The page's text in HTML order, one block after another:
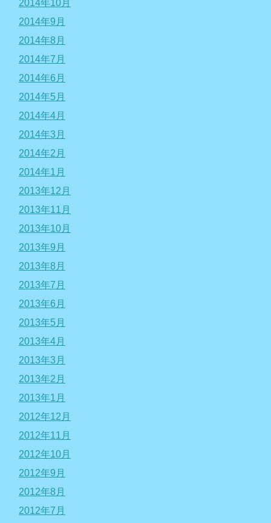
2014年10月
2014年9月
2014年8月
2014年7月
2014年6月
2014年5月
2014年4月
2014年3月
2014年2月
2014年1月
2013年12月
2013年11月
2013年10月
2013年9月
2013年8月
2013年7月
2013年6月
2013年5月
2013年4月
2013年3月
2013年2月
2013年1月
2012年12月
2012年11月
2012年10月
2012年9月
2012年8月
2012年7月